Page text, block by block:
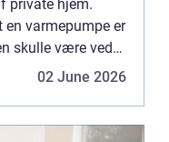
private hjem.
en varmepumpe er
skulle være ved
ud ...
02 June 2026